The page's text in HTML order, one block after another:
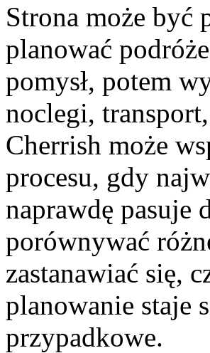
Strona może być
planować
pomysł, potem
noclegi,
Cherrish może
procesu, gdy
naprawdę pasuje
porównywać
zastanawiać się,
planowanie staje
przypadkowe.